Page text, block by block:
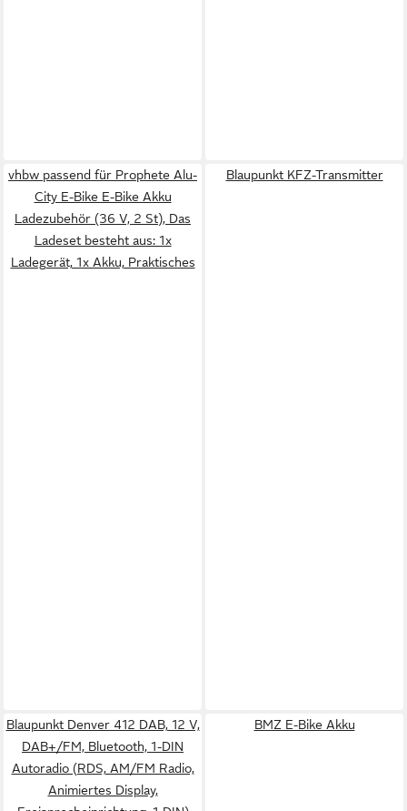
vhbw passend für Prophete Alu-
City E-Bike E-Bike Akku
Ladezubehör (36 V, 2 St), Das
Ladeset besteht aus: 1x
Ladegerät, 1x Akku, Praktisches
Blaupunkt KFZ-Transmitter
Blaupunkt Denver 412 DAB, 12 V,
DAB+/FM, Bluetooth, 1-DIN
Autoradio (RDS, AM/FM Radio,
Animiertes Display,
BMZ E-Bike Akku